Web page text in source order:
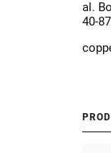
al.
40-